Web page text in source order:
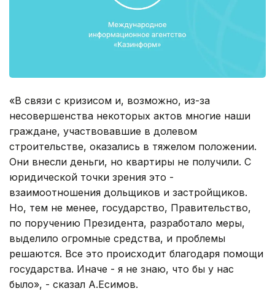
«В связи с кризисом и, возможно, из-за
несовершенства некоторых актов многие наши
граждане, участвовавшие в долевом
строительстве, оказались в тяжелом положении.
Они внесли деньги, но квартиры не получили. С
юридической точки зрения это -
взаимоотношения дольщиков и застройщиков.
Но, тем не менее, государство, Правительство,
по поручению Президента, разработало меры,
выделило огромные средства, и проблемы
решаются. Все это происходит благодаря помощи
государства. Иначе - я не знаю, что бы у нас
было», - сказал А.Есимов.